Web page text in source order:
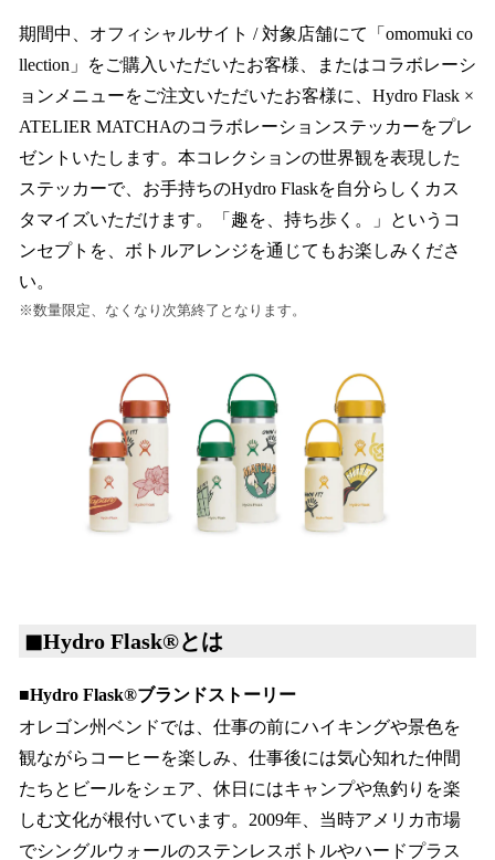
期間中、オフィシャルサイト / 対象店舗にて「omomuki co
llection」をご購入いただいたお客様、またはコラボレーシ
ョンメニューをご注文いただいたお客様に、Hydro Flask ×
ATELIER MATCHAのコラボレーションステッカーをプレ
ゼントいたします。本コレクションの世界観を表現した
ステッカーで、お手持ちのHydro Flaskを自分らしくカス
タマイズいただけます。「趣を、持ち歩く。」というコ
ンセプトを、ボトルアレンジを通じてもお楽しみくださ
い。
※数量限定、なくなり次第終了となります。
◼︎Hydro Flask®︎とは
■Hydro Flask®︎ブランドストーリー
オレゴン州ベンドでは、仕事の前にハイキングや景色を
観ながらコーヒーを楽しみ、仕事後には気心知れた仲間
たちとビールをシェア、休日にはキャンプや魚釣りを楽
しむ文化が根付いています。2009年、当時アメリカ市場
でシングルウォールのステンレスボトルやハードプラス